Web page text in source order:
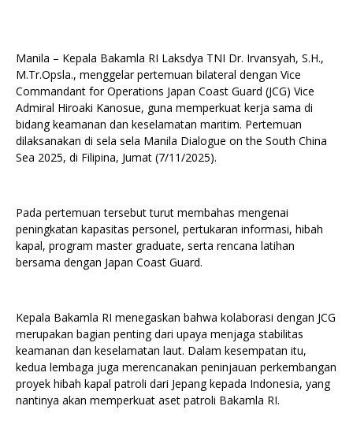
Manila – Kepala Bakamla RI Laksdya TNI Dr. Irvansyah, S.H.,
M.Tr.Opsla., menggelar pertemuan bilateral dengan Vice
Commandant for Operations Japan Coast Guard (JCG) Vice
Admiral Hiroaki Kanosue, guna memperkuat kerja sama di
bidang keamanan dan keselamatan maritim. Pertemuan
dilaksanakan di sela sela Manila Dialogue on the South China
Sea 2025, di Filipina, Jumat (7/11/2025).
Pada pertemuan tersebut turut membahas mengenai
peningkatan kapasitas personel, pertukaran informasi, hibah
kapal, program master graduate, serta rencana latihan
bersama dengan Japan Coast Guard.
Kepala Bakamla RI menegaskan bahwa kolaborasi dengan JCG
merupakan bagian penting dari upaya menjaga stabilitas
keamanan dan keselamatan laut. Dalam kesempatan itu,
kedua lembaga juga merencanakan peninjauan perkembangan
proyek hibah kapal patroli dari Jepang kepada Indonesia, yang
nantinya akan memperkuat aset patroli Bakamla RI.